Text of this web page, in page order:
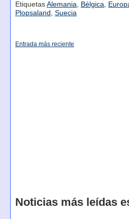
Etiquetas Alemania, Bélgica,
Plopsaland , Suecia
Entrada más reciente
Noticias más leídas